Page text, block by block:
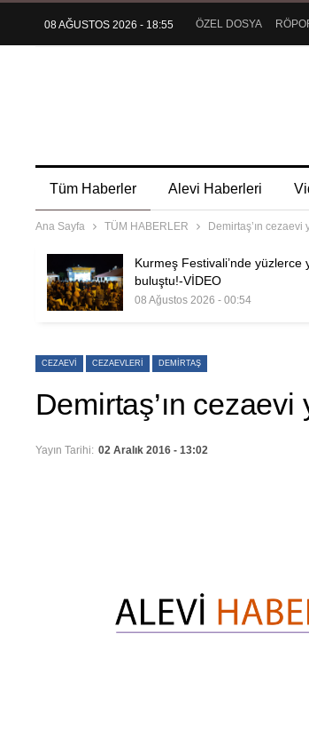
08 AĞUSTOS 2026 - 18:55 ÖZEL DOSYA
Tüm Haberler Alevi Haberleri
Ana Sayfa TÜM HABERLER Demirtaş’ın
Kurmeş Festivali’nde yüzlerce
buluştu!-VİDEO
08 Ağustos 2026 - 00:54
CEZAEVI CEZAEVLERI DEMIRTAŞ
Demirtaş’ın
Yayın Tarihi: 02 Aralık 2016 - 13:02